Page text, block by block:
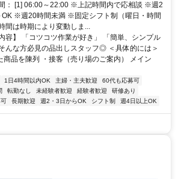
： [1] 06:00～22:00 ※上記時間内で応相談 ※週2
OK ※週20時間未満 ※固定シフト制（曜日・時間
間は時期により変動しま...
容】 「コツコツ作業が好き」 「簡単、シンプル
んな方必見の品出しスタッフ◎ ＜具体的には＞
商品を陳列 ・接客（売り場のご案内） メイン
1日4時間以内OK 主婦・主夫歓迎
60代も応募可
転勤なし 未経験者歓迎 経験者歓迎
研修あり
長期歓迎 週2・3日からOK シフト制 週4日以上OK